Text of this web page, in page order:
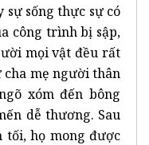
sống thực sự có
công trình bị sập,
mọi vật đều rất
mẹ người thân
xóm đến bông
dễ thương. Sau
họ mong được